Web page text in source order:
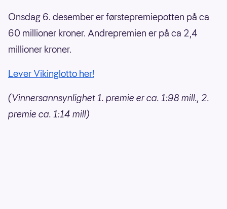
Onsdag 6. desember er førstepremiepotten på ca
60 millioner kroner. Andrepremien er på ca 2,4
millioner kroner.
Lever Vikinglotto her!
(Vinnersannsynlighet 1. premie er ca. 1:98 mill., 2.
premie ca. 1:14 mill)